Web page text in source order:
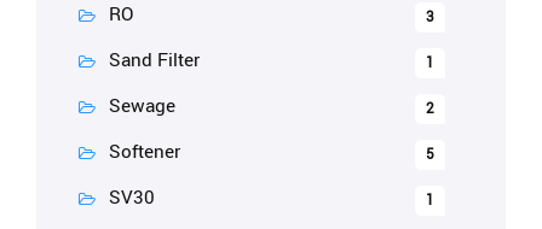
RO 3
Sand Filter 1
Sewage 2
Softener 5
SV30 1